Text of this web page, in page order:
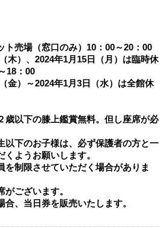
ト売場（窓口のみ）10：00～20：00
木）、2024年1月15日（月）は臨時休
18：00
金）～2024年1月3日（水）は全館休
歳以下の膝上鑑賞無料。但し座席が必
下のお子様は、必ず保護者の方と一
ようお願いします。
制限させていただく場合がありま
ございます。
、当日券を販売いたします。